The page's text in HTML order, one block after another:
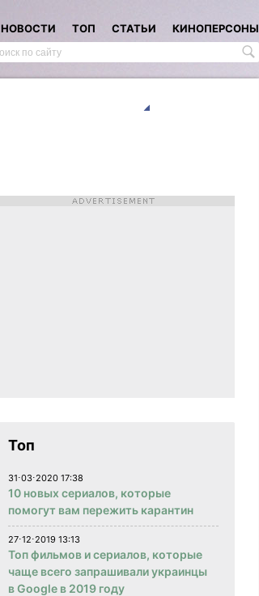
НОВОСТИ ТОП СТАТЬИ КИНОПЕРСОНЫ
Топ
31⋅03⋅2020 17:38
10 новых сериалов, которые
помогут вам пережить карантин
27⋅12⋅2019 13:13
Топ фильмов и сериалов, которые
чаще всего запрашивали украинцы
в Google в 2019 году